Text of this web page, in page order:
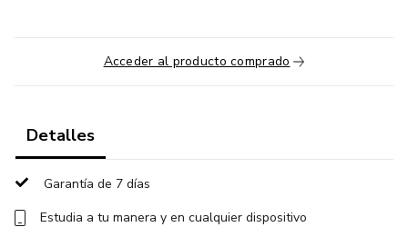
Acceder al producto comprado
Detalles
Garantía de 7 días
Estudia a tu manera y en cualquier dispositivo